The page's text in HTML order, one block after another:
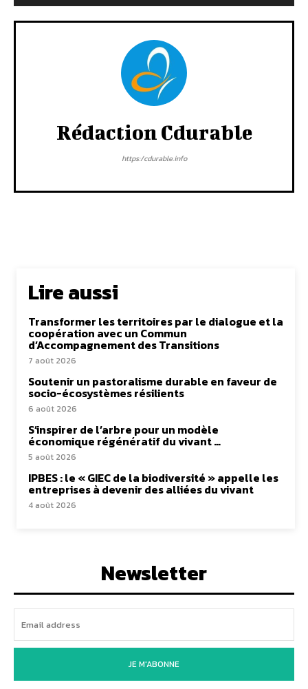
Rédaction Cdurable
https:/cdurable.info
Lire aussi
Transformer les territoires par le dialogue et la
coopération avec un Commun
d’Accompagnement des Transitions
7 août 2026
Soutenir un pastoralisme durable en faveur de
socio-écosystèmes résilients
6 août 2026
S’inspirer de l’arbre pour un modèle
économique régénératif du vivant …
5 août 2026
IPBES : le « GIEC de la biodiversité » appelle les
entreprises à devenir des alliées du vivant
4 août 2026
Newsletter
JE M'ABONNE